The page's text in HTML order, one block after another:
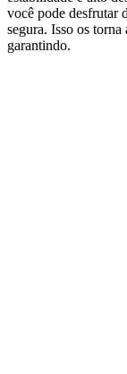
você pode desfrutar
segura. Isso os
garantindo.